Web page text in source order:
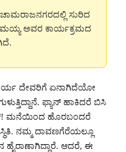
ಚಾಮರಾಜನಗರದಲ್ಲಿ ಸುರಿದ
ಅವರ ಕಾರ್ಯಕ್ರಮದ
ದೇವರಿಗೆ ಏನಾಗಿದೆಯೋ
ಫ್ಯಾನ್ ಹಾಕಿದರೆ ಬಿಸಿ
ಮನೆಯಿಂದ ಹೊರಬಂದರೆ
ನಮ್ಮ ದಾವಣಗೆರೆಯಲ್ಲೂ
ಹೈರಾಣಾಗಿದ್ದಾರೆ. ಆದರೆ, ಈ